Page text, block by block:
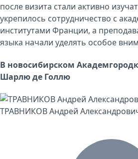
после визита стали активно
укрепилось сотрудничество с
институтами Франции, а
языка начали уделять особое
В новосибирском
Шарлю де Голлю
ТРАВНИКОВ Андрей